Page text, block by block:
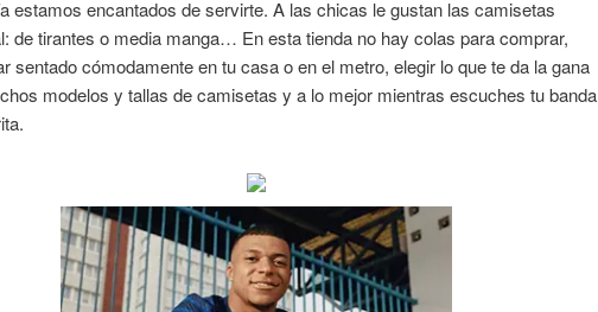
estamos encantados de servirte. A las chicas le gustan las camisetas
de tirantes o media manga… En esta tienda no hay colas para comprar,
sentado cómodamente en tu casa o en el metro, elegir lo que te da la gana
modelos y tallas de camisetas y a lo mejor mientras escuches tu banda